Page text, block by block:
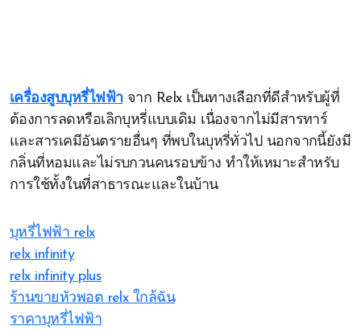
เครื่องสูบบุหรี่ไฟฟ้าจาก Relx เป็นทางเลือกที่ดีสำหรับผู้ที่
ต้องการลดหรือเลิกบุหรี่แบบเดิม เนื่องจากไม่มีสารทาร์
และสารเคมีอันตรายอื่นๆ ที่พบในบุหรี่ทั่วไป นอกจากนี้ยังมี
กลิ่นที่หอมและไม่รบกวนคนรอบข้าง ทำให้เหมาะสำหรับ
การใช้ทั้งในที่สาธารณะและในบ้าน
บุหรี่ไฟฟ้า relx
relx infinity
relx infinity plus
ร้านขายหัวพอต relx ใกล้ฉัน
ราคาบุหรี่ไฟฟ้า